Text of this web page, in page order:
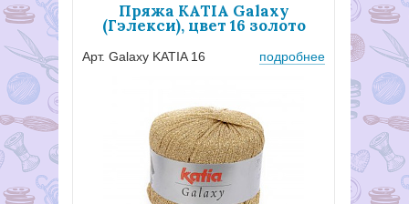
Пряжа KATIA Galaxy
(Гэлекси), цвет 16 золото
Арт. Galaxy KATIA 16 подробнее